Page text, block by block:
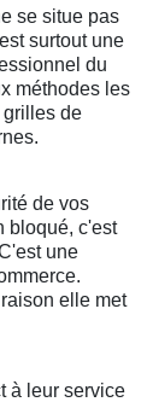
se situe pas
surtout une
du
méthodes les
grilles de
de vos
bloqué, c'est
une
elle met
à leur service